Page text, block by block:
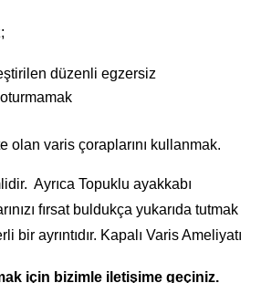
düzenli egzersiz
olan varis çoraplarını kullanmak.
Ayrıca Topuklu ayakkabı
fırsat buldukça yukarıda tutmak
bir ayrıntıdır. Kapalı Varis Ameliyatı
için bizimle iletişime geçiniz.